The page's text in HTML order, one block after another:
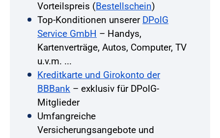
Vorteilspreis (Bestellschein)
Top-Konditionen unserer DPolG
Service GmbH – Handys,
Kartenverträge, Autos, Computer, TV
u.v.m. ...
Kreditkarte und Girokonto der
BBBank – exklusiv für DPolG-
Mitglieder
Umfangreiche
Versicherungsangebote und